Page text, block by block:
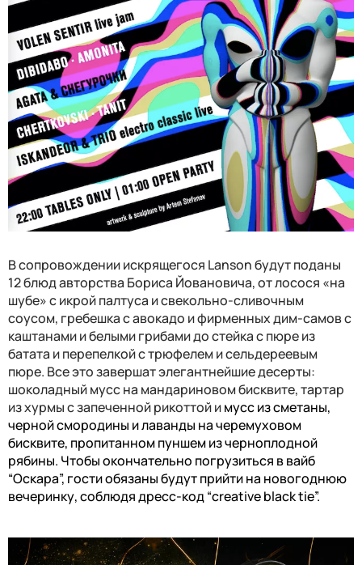
В сопровождении искрящегося Lansonбудут поданы
12 блюд авторства Бориса Йовановича, от лосося «на
шубе» с икрой палтуса и свекольно-сливочным
соусом, гребешка с авокадо и фирменных дим-самов с
каштанами и белыми грибами до стейка с пюре из
батата и перепелкой с трюфелем и сельдереевым
пюре. Все это завершат элегантнейшие десерты:
шоколадный мусс на мандариновом бисквите, тартар
из хурмы с запеченной рикоттой имусс из сметаны,
черной смородины и лаванды на черемуховом
бисквите, пропитанном пуншем из черноплодной
рябины. Чтобы окончательно погрузиться в вайб
“Оскарa”, гости обязаны будут прийти на новогоднюю
вечеринку, соблюдя дресс-код “creative black tie”.